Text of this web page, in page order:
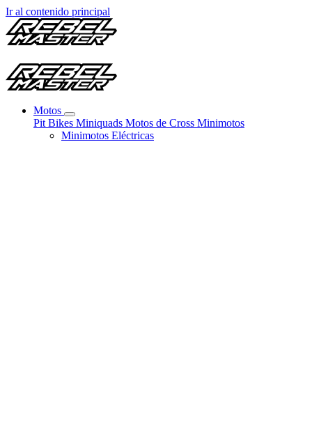
Ir al contenido principal
Motos
Pit Bikes Miniquads Motos de Cross Minimotos
Minimotos Eléctricas